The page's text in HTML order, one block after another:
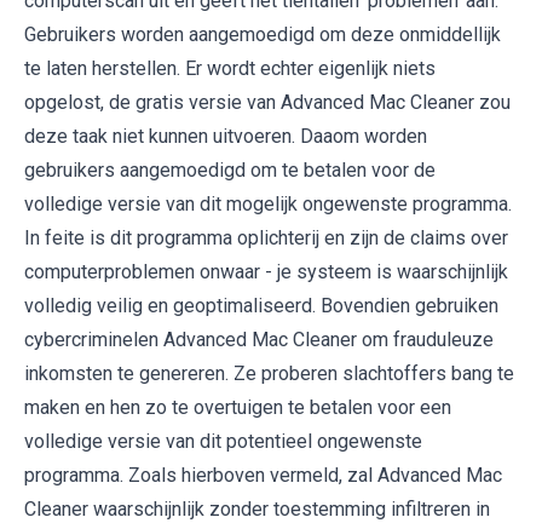
Gebruikers worden aangemoedigd om deze onmiddellijk
te laten herstellen. Er wordt echter eigenlijk niets
opgelost, de gratis versie van Advanced Mac Cleaner zou
deze taak niet kunnen uitvoeren. Daaom worden
gebruikers aangemoedigd om te betalen voor de
volledige versie van dit mogelijk ongewenste programma.
In feite is dit programma oplichterij en zijn de claims over
computerproblemen onwaar - je systeem is waarschijnlijk
volledig veilig en geoptimaliseerd. Bovendien gebruiken
cybercriminelen Advanced Mac Cleaner om frauduleuze
inkomsten te genereren. Ze proberen slachtoffers bang te
maken en hen zo te overtuigen te betalen voor een
volledige versie van dit potentieel ongewenste
programma. Zoals hierboven vermeld, zal Advanced Mac
Cleaner waarschijnlijk zonder toestemming infiltreren in